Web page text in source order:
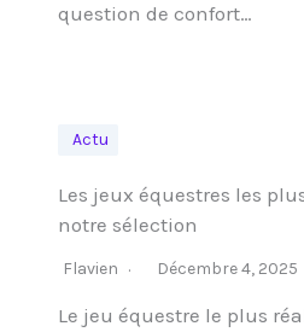
question de confort…
Actu
Les jeux équestres les
notre sélection
Flavien Décembre 4, 2025
Le jeu équestre le plus